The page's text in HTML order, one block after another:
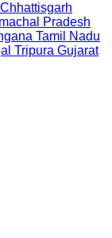
Chhattisgarh
Pradesh
Tamil Nadu
Tripura Gujarat